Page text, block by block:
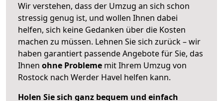
Wir verstehen, dass der Umzug an sich schon
stressig genug ist, und wollen Ihnen dabei
helfen, sich keine Gedanken über die Kosten
machen zu müssen. Lehnen Sie sich zurück – wir
haben garantiert passende Angebote für Sie, das
Ihnen ohne Probleme mit Ihrem Umzug von
Rostock nach Werder Havel helfen kann.
Holen Sie sich ganz bequem und einfach